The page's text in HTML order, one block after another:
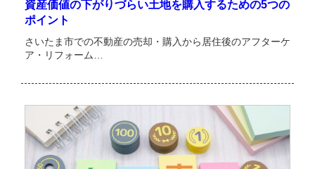
資産価値の下がりづらい土地を購入するための5つの
ポイント
さいたま市での不動産の売却・購入から居住後のアフターケ
ア・リフォーム…